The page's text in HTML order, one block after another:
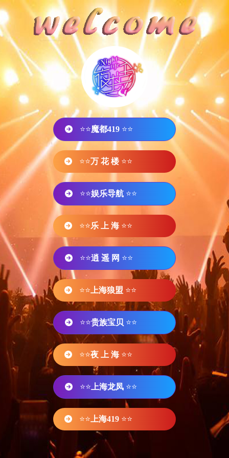
⭐⭐魔都419 ⭐⭐
⭐⭐万 花 楼 ⭐⭐
⭐⭐娱乐导航 ⭐⭐
⭐⭐乐 上 海 ⭐⭐
⭐⭐逍 遥 网 ⭐⭐
⭐⭐ 上海狼盟 ⭐⭐
⭐⭐贵族宝贝 ⭐⭐
⭐⭐夜 上 海 ⭐⭐
⭐⭐ 上海龙凤 ⭐⭐
⭐⭐ 上海419 ⭐⭐